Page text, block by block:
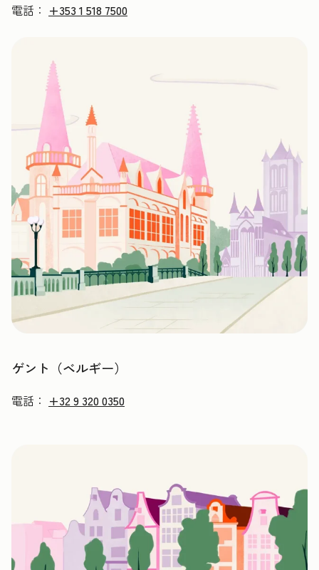
電話： +353 1 518 7500
ゲント（ベルギー）
電話： +32 9 320 0350